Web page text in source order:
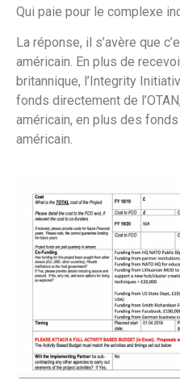
Qui paie pour le complexe
La réponse, il s’avère que
américain. En plus de
britannique, l’Integrity
fonds directement de
américain, en plus des
américain.